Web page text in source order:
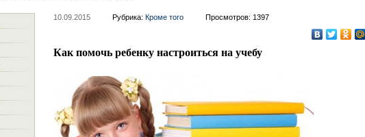
10.09.2015 Рубрика: Кроме того Просмотров: 1397
Как помочь ребенку настроиться на учебу